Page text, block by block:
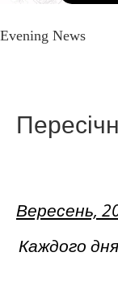
Evening News
Вересень,
Каждого